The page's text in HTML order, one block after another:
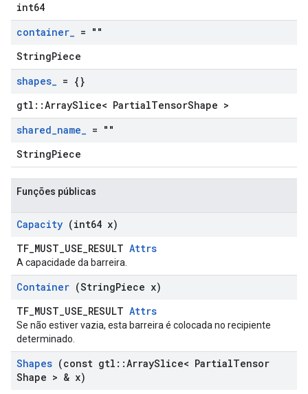
int64
container_ = ""
StringPiece
shapes_ = {}
gtl::ArraySlice< PartialTensorShape >
shared_name_ = ""
StringPiece
Funções públicas
Capacity (int64 x)
TF_MUST_USE_RESULT Attrs
A capacidade da barreira.
Container (StringPiece x)
TF_MUST_USE_RESULT Attrs
Se não estiver vazia, esta barreira é colocada no recipiente
determinado.
Shapes (const gtl ::ArraySlice< PartialTensor
Shape > & x)